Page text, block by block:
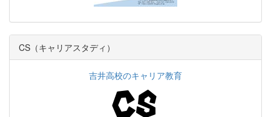
CS（キャリアスタディ）
吉井高校のキャリア教育